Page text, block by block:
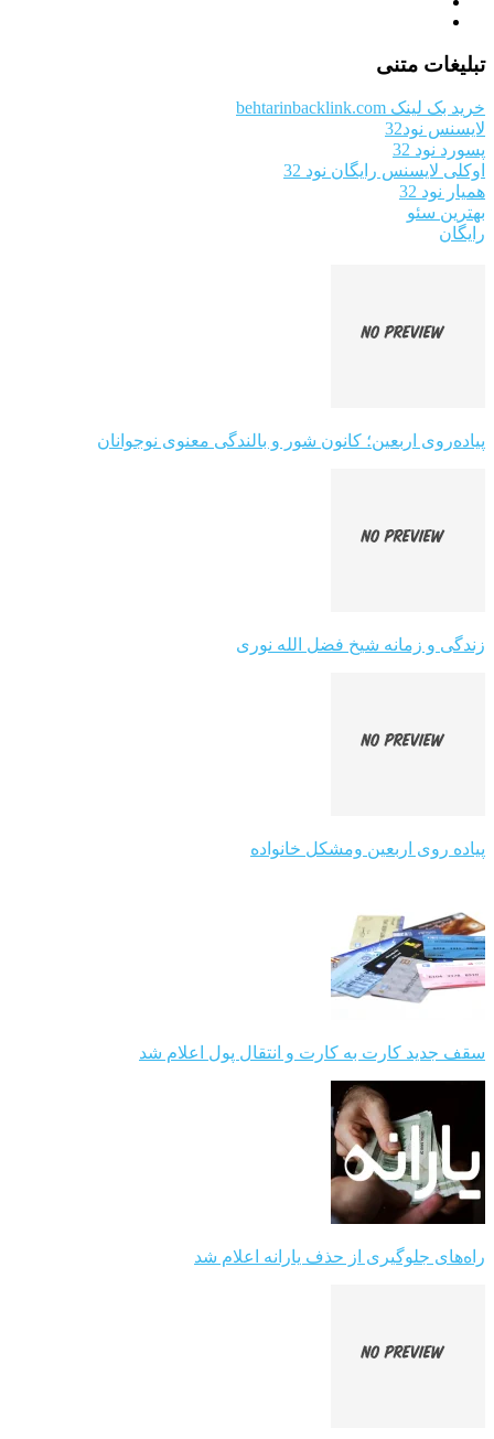
تبلیغات متنی
خرید بک لینک behtarinbacklink.com
لایسنس نود32
پسورد نود 32
اوکلی لایسنس رایگان نود 32
همیار نود 32
بهترین سئو
رایگان
پیاده‌روی اربعین؛ کانون شور و بالندگی معنوی نوجوانان
زندگی و زمانه شیخ فضل الله نوری
پیاده روی اربعین ومشکل خانواده
سقف جدید کارت به کارت و انتقال پول اعلام شد
راه‌های جلوگیری از حذف یارانه اعلام شد